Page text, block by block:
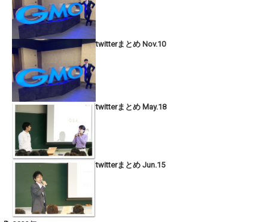
twitterまとめ Nov.10
twitterまとめ May.18
twitterまとめ Jun.15